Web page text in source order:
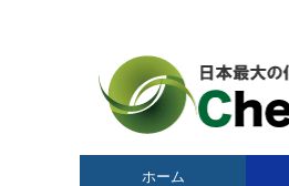
ホーム